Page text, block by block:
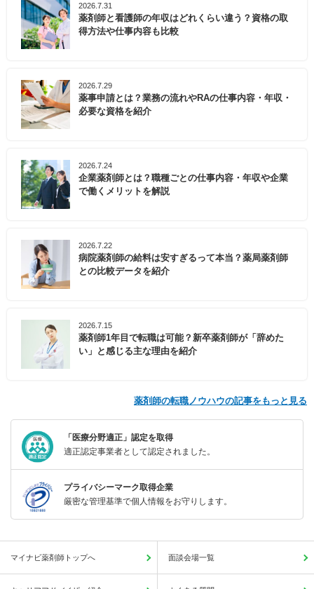
2026.7.31
薬剤師と看護師の年収はどれくらい違う？資格の取
得方法や仕事内容も比較
2026.7.29
薬事申請とは？業務の流れやRAの仕事内容・年収・
必要な資格を紹介
2026.7.24
企業薬剤師とは？職種ごとの仕事内容・年収や企業
で働くメリットを解説
2026.7.22
病院薬剤師の給料は安すぎるって本当？薬局薬剤師
との比較データを紹介
2026.7.15
薬剤師1年目で転職は可能？新卒薬剤師が「辞めた
い」と感じる主な理由を紹介
薬剤師の転職ノウハウの記事をもっと見る
「医療分野適正」認定を取得
適正認定事業者として認定されました。
プライバシーマーク取得企業
厳密な管理基準で個人情報をお守りします。
マイナビ薬剤師トップへ 面談会場一覧